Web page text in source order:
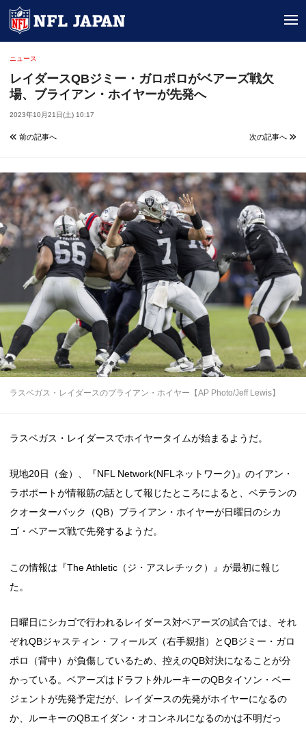
ニュース
レイダースQBジミー・ガロポロがベアーズ戦欠
場、ブライアン・ホイヤーが先発へ
2023年10月21日(土) 10:17
前の記事へ 次の記事へ
ラスベガス・レイダースのブライアン・ホイヤー【AP Photo/Jeff Lewis】
ラスベガス・レイダースでホイヤータイムが始まるようだ。
現地20日（金）、『NFL Network(NFLネットワーク)』のイアン・
ラポポートが情報筋の話として報じたところによると、ベテランの
クオーターバック（QB）ブライアン・ホイヤーが日曜日のシカ
ゴ・ベアーズ戦で先発するようだ。
この情報は『The Athletic（ジ・アスレチック）』が最初に報じ
た。
日曜日にシカゴで行われるレイダース対ベアーズの試合では、それ
ぞれQBジャスティン・フィールズ（右手親指）とQBジミー・ガロ
ポロ（背中）が負傷しているため、控えのQB対決になることが分
かっている。ベアーズはドラフト外ルーキーのQBタイソン・ベー
ジェントが先発予定だが、レイダースの先発がホイヤーになるの
か、ルーキーのQBエイダン・オコンネルになるのかは不明だっ